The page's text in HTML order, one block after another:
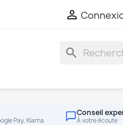

search
Pay, Klarna
Conseil
À votre écoute